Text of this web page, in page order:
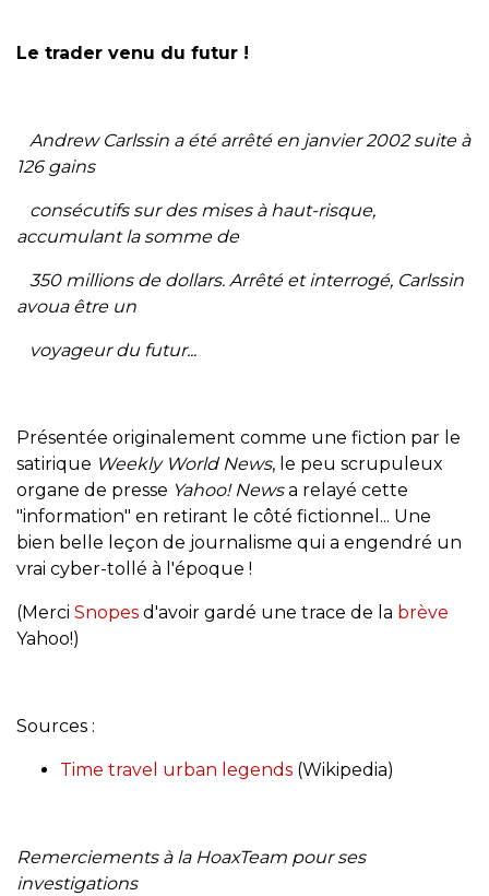
Le trader venu du futur !
Andrew Carlssin a été arrêté en janvier 2002 suite à
126 gains
consécutifs sur des mises à haut-risque,
accumulant la somme de
350 millions de dollars. Arrêté et interrogé, Carlssin
avoua être un
voyageur du futur...
Présentée originalement comme une fiction par le
satirique Weekly World News, le peu scrupuleux
organe de presse Yahoo! Newsa relayé cette
"information" en retirant le côté fictionnel... Une
bien belle leçon de journalisme qui a engendré un
vrai cyber-tollé à l'époque !
(Merci Snopes d'avoir gardé une trace de la brève
Yahoo!)
Sources :
Time travel urban legends (Wikipedia)
Remerciements à la HoaxTeam pour ses
investigations